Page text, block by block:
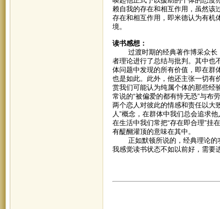
赖自我的存在和相互作用，虽然该
存在和相互作用，即米德认为有机
境。
读书感想：
过渡时期的经典著作博采众长，
者理论进行了总结与批判。其中也
体问题中发现的所有价值，即在群
也是如此。此外，他还主张一切有
赏我们可能认为纯属个体的那些经
常说的“被偏爱的都有恃无恐”与布
两个恋人对彼此的情感和责任以大
人”概念，在群体中我们总会追求
在生活中我们常把“存在即合理”挂
有醍醐灌顶的意味在其中。
正如默顿所说的，经典理论的功
我感觉读书状态不如以前好，需要